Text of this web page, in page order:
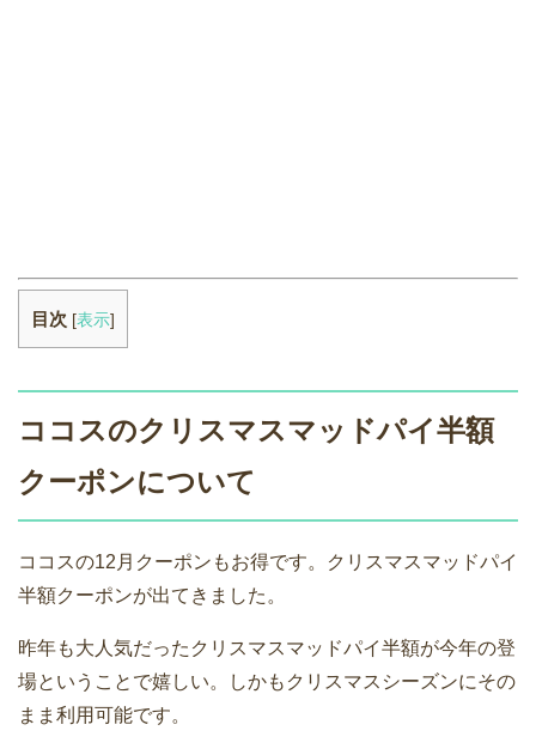
目次 [表示]
ココスのクリスマスマッドパイ半額
クーポンについて
ココスの12月クーポンもお得です。クリスマスマッドパイ
半額クーポンが出てきました。
昨年も大人気だったクリスマスマッドパイ半額が今年の登
場ということで嬉しい。しかもクリスマスシーズンにその
まま利用可能です。